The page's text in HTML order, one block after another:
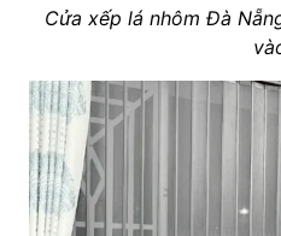
Cửa xếp lá nhôm Đà